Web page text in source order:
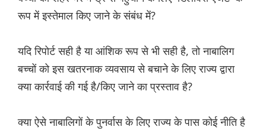
रूप में इस्तेमाल किए जाने के संबंध में?
यदि रिपोर्ट सही है या आंशिक रूप से भी सही है, तो नाबालिग
बच्चों को इस खतरनाक व्यवसाय से बचाने के लिए राज्य द्वारा
क्या कार्रवाई की गई है/किए जाने का प्रस्ताव है?
क्या ऐसे नाबालिगों के पुनर्वास के लिए राज्य के पास कोई नीति है